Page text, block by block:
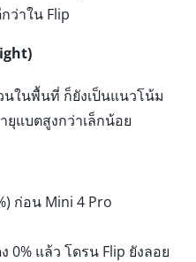
ว่าใน Flip
ในพื้นที่ ก็ยังเป็นแนวโน้ม
ยุแบตสูงกว่าเล็กน้อย
ก่อน Mini 4 Pro
0% แล้ว โดรน Flip ยังลอย